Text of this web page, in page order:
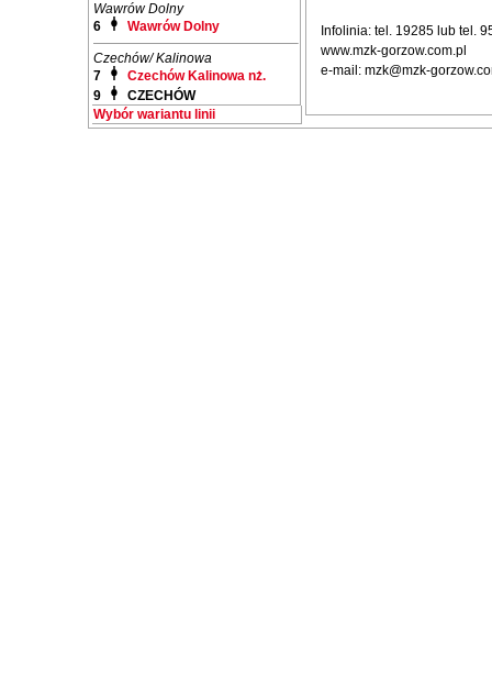
Wawrów Dolny
6
Wawrów Dolny
Czechów/ Kalinowa
7
Czechów Kalinowa nż.
9
CZECHÓW
Wybór wariantu linii
Infolinia: tel. 19285 lub tel.
www.mzk-gorzow.com.pl
e-mail: mzk@mzk-